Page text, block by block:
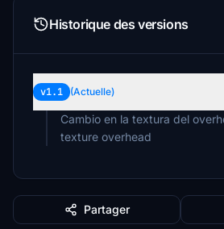
Historique des versions
v1.1 (Actuelle)
Cambio en la textura del
texture overhead
Partager